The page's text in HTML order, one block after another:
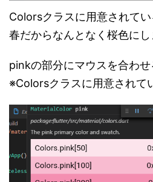
Colorsクラスに用意されてい
春だからなんとなく桜色にし
pinkの部分にマウスを合わせ
※Colorsクラスに用意されて